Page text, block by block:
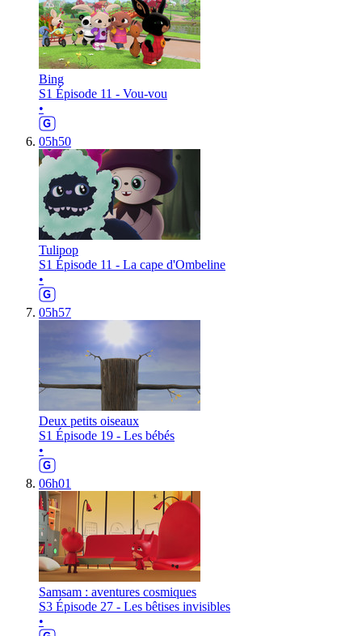
Bing
S1 Épisode 11 - Vou-vou
•
05h50
Tulipop
S1 Épisode 11 - La cape d'Ombeline
•
05h57
Deux petits oiseaux
S1 Épisode 19 - Les bébés
•
06h01
Samsam : aventures cosmiques
S3 Épisode 27 - Les bêtises invisibles
•